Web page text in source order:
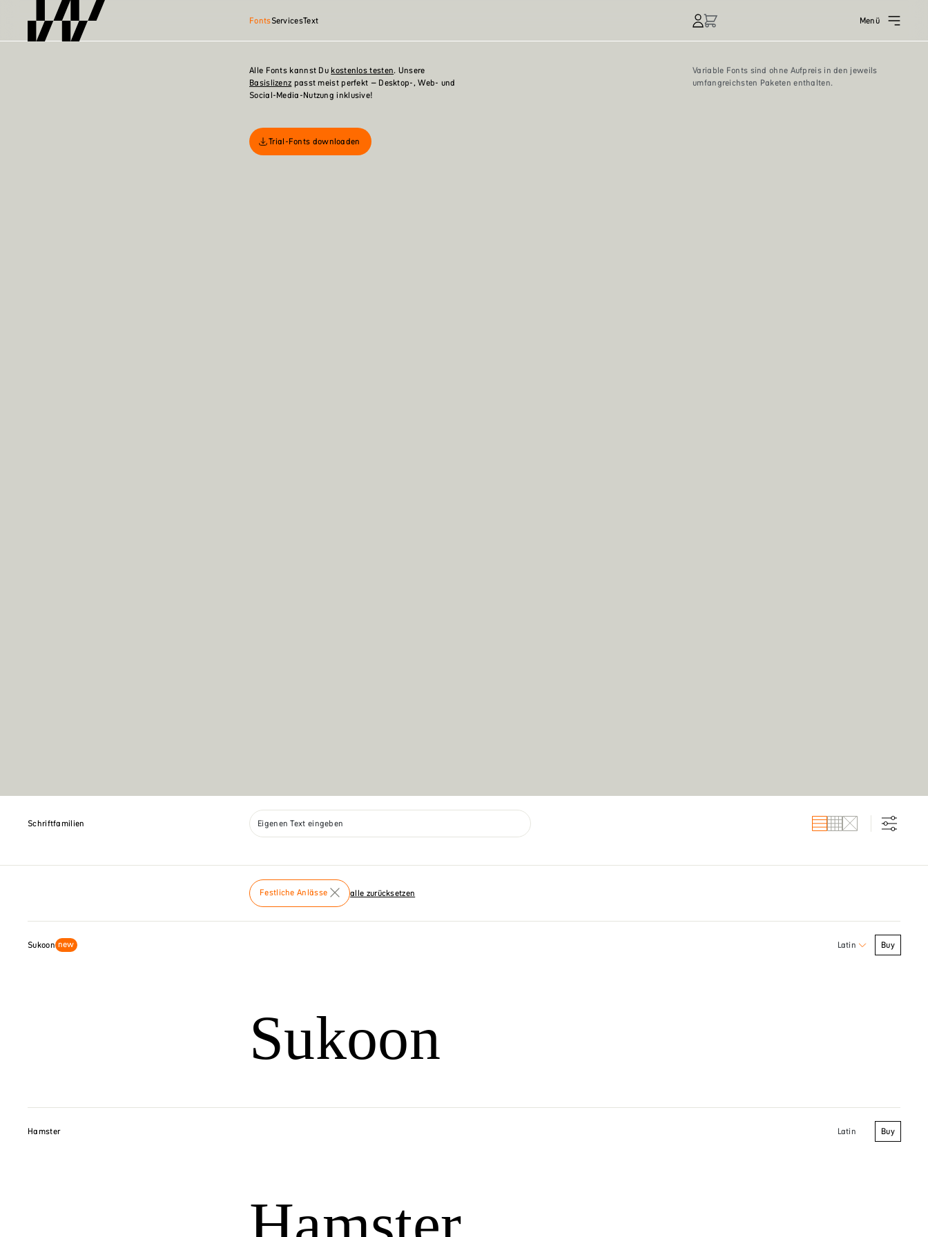
FontsServicesText Menü
Alle Fonts kannst Du kostenlos testen. Unsere
Basislizenz passt meist perfekt – Desktop-, Web- und
Social-Media-Nutzung inklusive!
Trial-Fonts downloaden
Variable Fonts sind ohne Aufpreis in den jeweils
umfangreichsten Paketen enthalten.
Schriftfamilien Eigenen Text eingeben
Festliche Anlässe alle zurücksetzen
Sukoon new Latin Buy
Sukoon
Hamster Latin Buy